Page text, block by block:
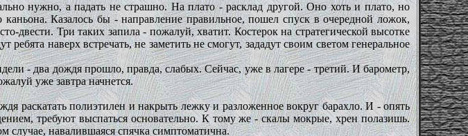
нужно, а падать не страшно. На плато - расклад другой. Оно хоть и плато, но
Казалось бы - направление правильное, пошел спуск в очередной ложок,
Три таких запила - пожалуй, хватит. Костерок на стратегической высотке
наверх встречать, не заметить не смогут, зададут своим светом генеральное
- два дождя прошло, правда, слабых. Сейчас, уже в лагере - третий. И барометр,
уже завтра начнется.
раскатать полиэтилен и накрыть лежку и разложенное вокруг барахло. И - опять
требуют выспаться основательно. К тому же - скалы мокрые, хрен полазишь.
случае, навалившаяся спячка симптоматична.